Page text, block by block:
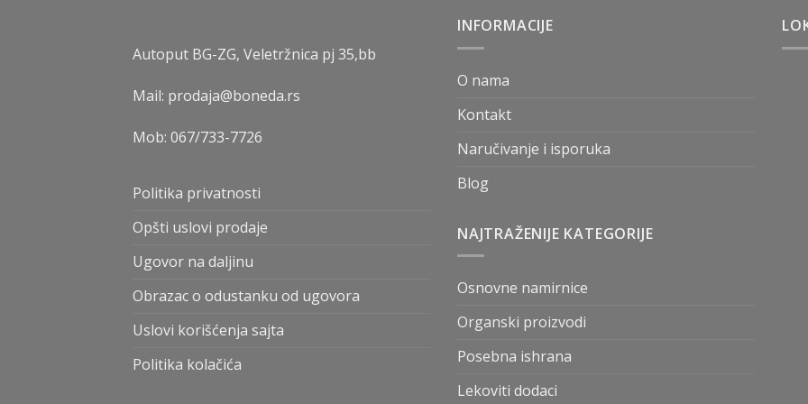
Autoput BG-ZG, Veletržnica pj 35,bb
Mail: prodaja@boneda.rs
Mob: 067/733-7726
Politika privatnosti
Opšti uslovi prodaje
Ugovor na daljinu
Obrazac o odustanku od ugovora
Uslovi korišćenja sajta
Politika kolačića
INFORMACIJE
O nama
Kontakt
Naručivanje i isporuka
Blog
NAJTRAŽENIJE KATEGORIJE
Osnovne namirnice
Organski proizvodi
Posebna ishrana
Lekoviti dodaci